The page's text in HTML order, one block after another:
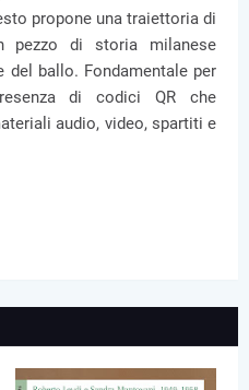
propone una traiettoria di
pezzo di storia milanese
del ballo. Fondamentale per
di codici QR che
audio, video, spartiti e